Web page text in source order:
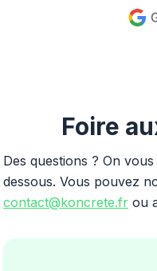
Foire
Des questions ? On
dessous. Vous pouvez
contact@koncrete.fr ou